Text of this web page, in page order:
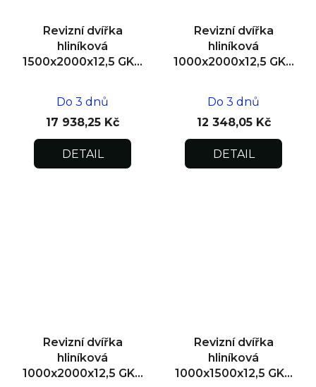
Revizní dvířka
hliníková
1500x2000x12,5 GKB
Do 3 dnů
17 938,25 Kč
DETAIL
Revizní dvířka
hliníková
1000x2000x12,5 GKB
Do 3 dnů
12 348,05 Kč
DETAIL
Revizní dvířka
hliníková
1000x2000x12,5 GKB
Revizní dvířka
hliníková
1000x1500x12,5 GKB